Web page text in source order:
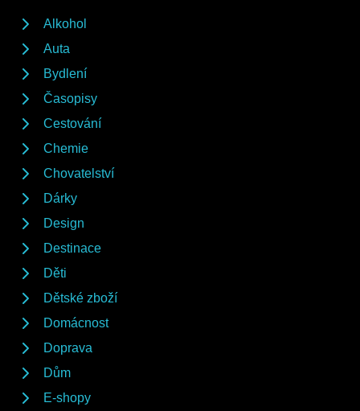
Alkohol
Auta
Bydlení
Časopisy
Cestování
Chemie
Chovatelství
Dárky
Design
Destinace
Děti
Dětské zboží
Domácnost
Doprava
Dům
E-shopy